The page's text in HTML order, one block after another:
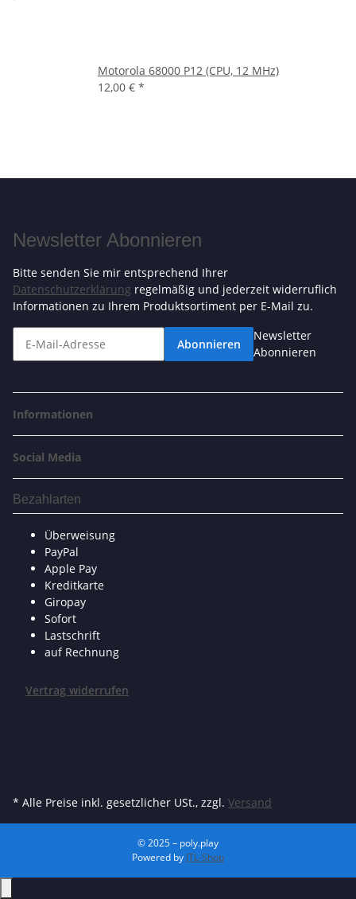
Motorola 68000 P12 (CPU, 12 MHz)
12,00 € *
Newsletter Abonnieren
Bitte senden Sie mir entsprechend Ihrer
Datenschutzerklärung regelmäßig und jederzeit widerruflich
Informationen zu Ihrem Produktsortiment per E-Mail zu.
Abonnieren
Newsletter
Abonnieren
Informationen
Social Media
Bezahlarten
Überweisung
PayPal
Apple Pay
Kreditkarte
Giropay
Sofort
Lastschrift
auf Rechnung
Vertrag widerrufen
* Alle Preise inkl. gesetzlicher USt., zzgl. Versand
© 2025 – poly.play
Powered by JTL-Shop